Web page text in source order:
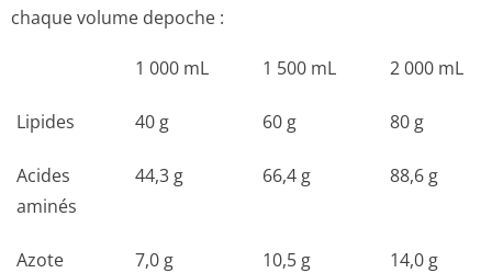
chaque volume depoche :
1 000 mL 1 500 mL 2 000 mL
Lipides 40 g 60 g 80 g
Acides
aminés
44,3 g 66,4 g 88,6 g
Azote 7,0 g 10,5 g 14,0 g